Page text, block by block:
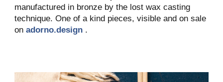
manufactured in bronze by the lost wax casting
technique. One of a kind pieces, visible and on sale
on adorno.design.